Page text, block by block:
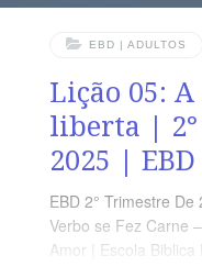
EBD | ADULTOS
Lição 05:
liberta |
2025 | EBD
EBD 2° Trimestre
Verbo se Fez Carne
Amor | Escola